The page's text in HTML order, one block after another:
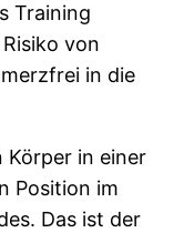
Training
von
in die
Körper in einer
Position im
Das ist der